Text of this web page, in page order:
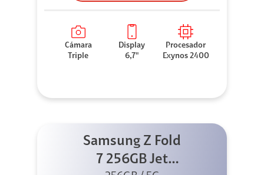
Cámara
Triple
Display
6,7"
Procesador
Exynos 2400
Samsung Z Fold
7 256GB Jet